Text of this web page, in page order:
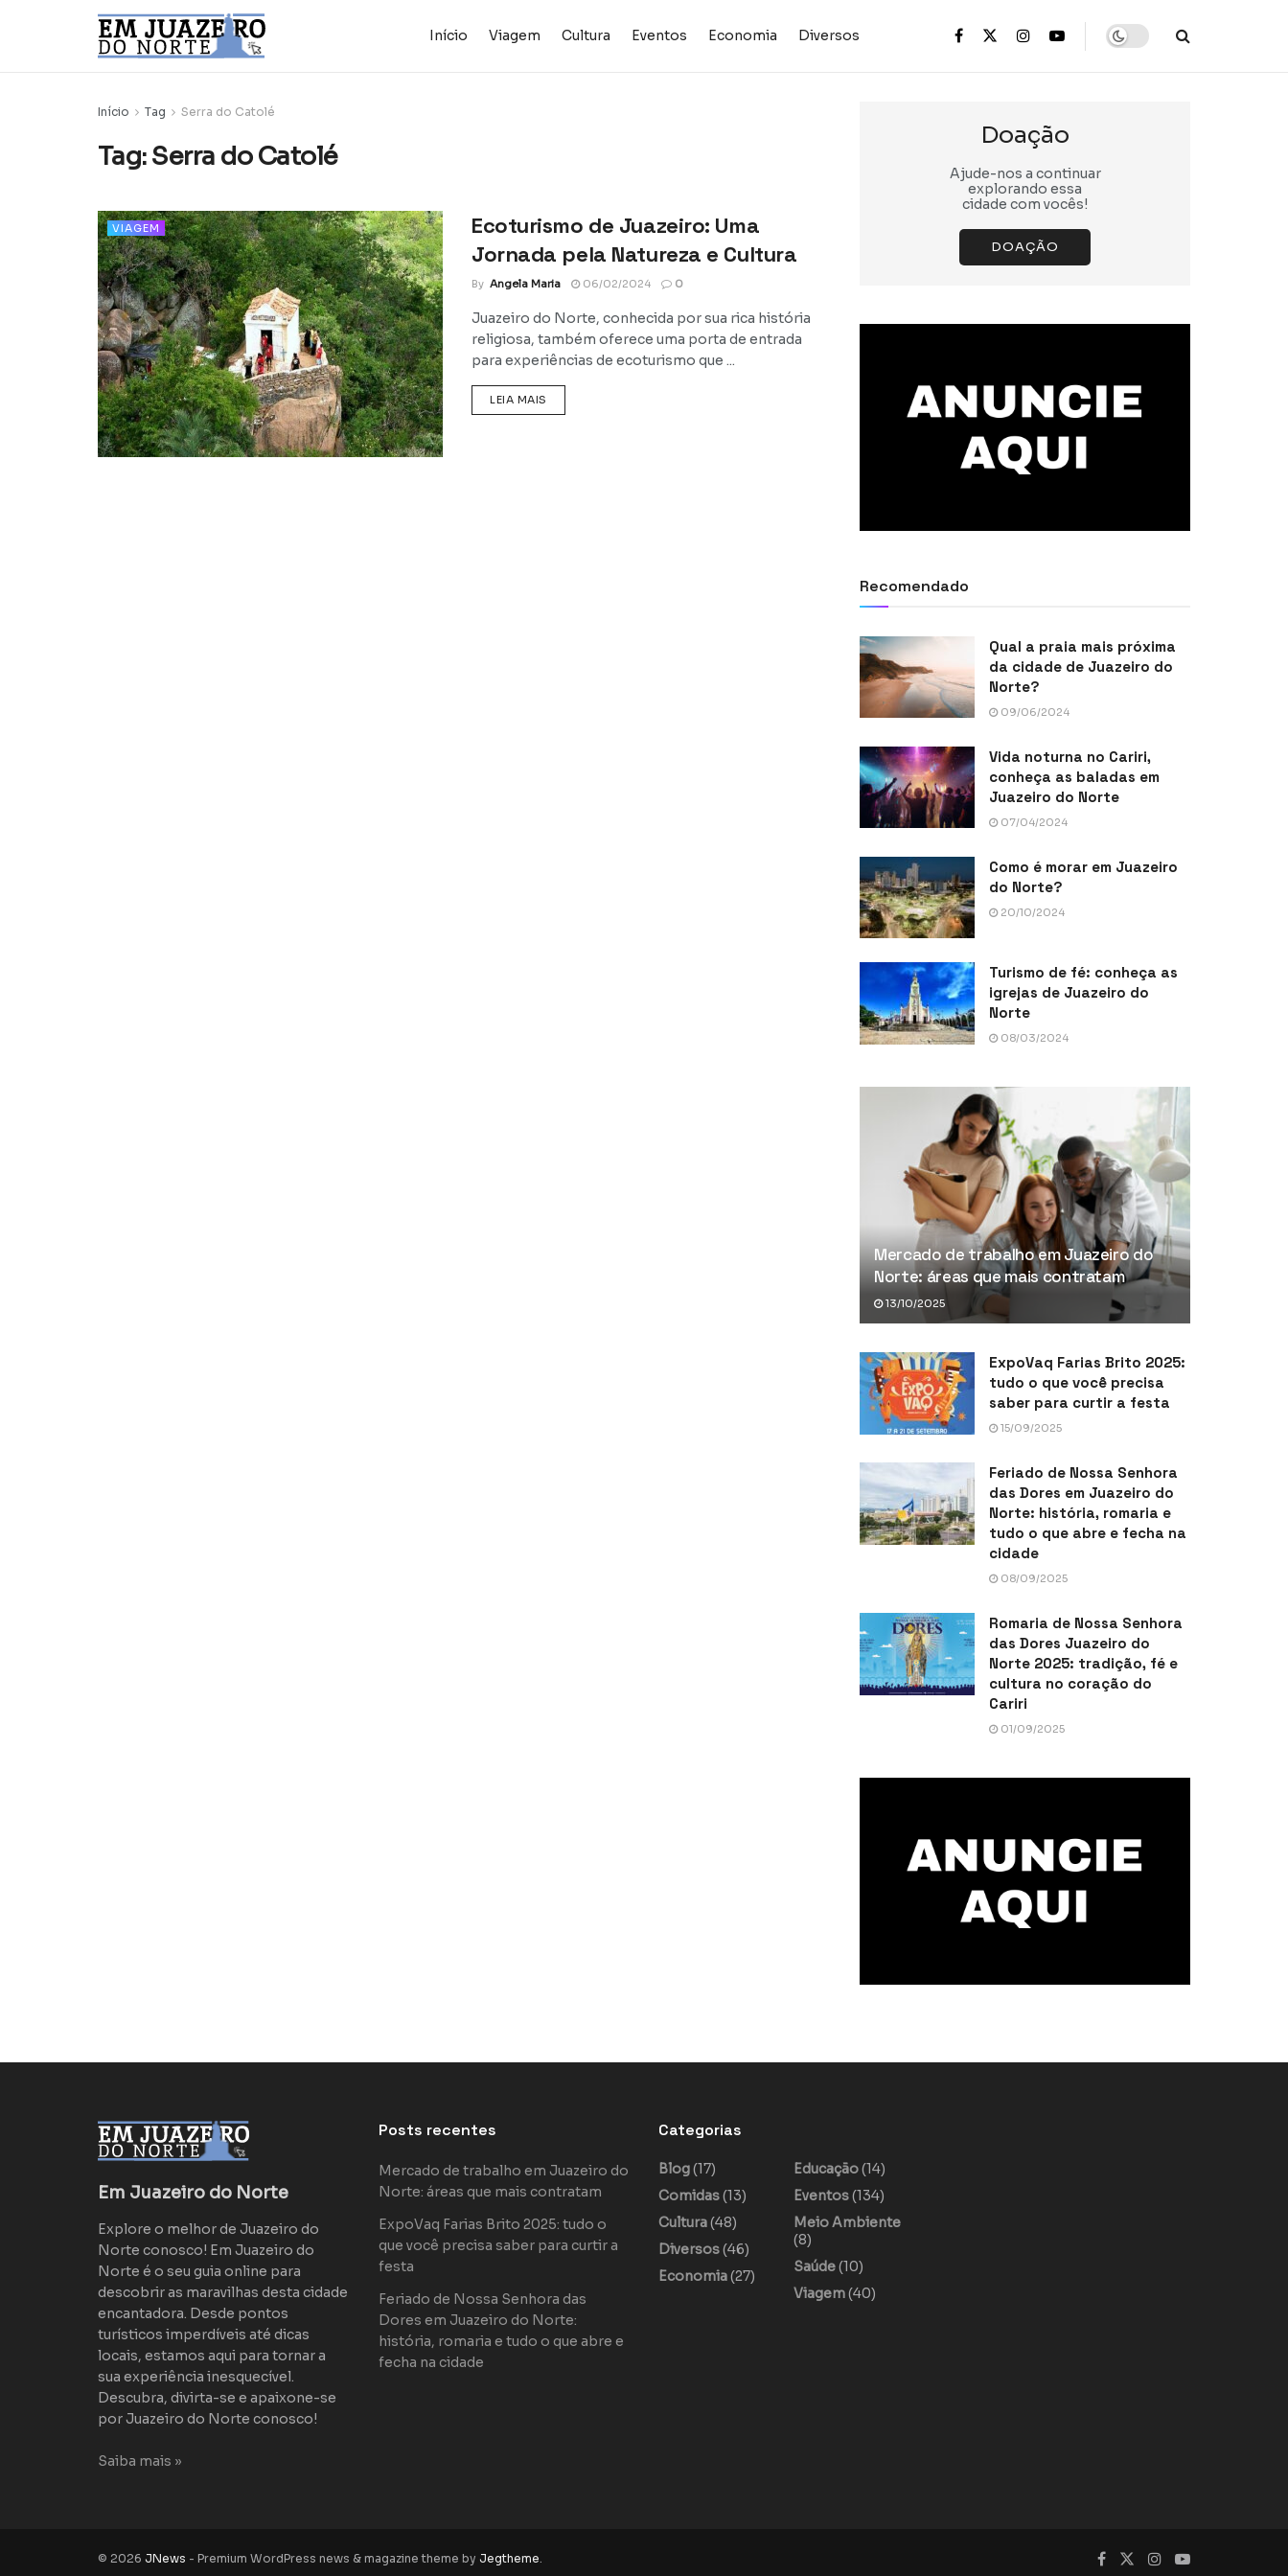
Início Viagem Cultura Eventos Economia Diversos
Início Tag Serra do Catolé
Tag:Serra do Catolé
VIAGEM
Ecoturismo de Juazeiro: Uma
Jornada pela Natureza e Cultura
By Angela Maria 06/02/2024 0
Juazeiro do Norte, conhecida por sua rica história
religiosa, também oferece uma porta de entrada
para experiências de ecoturismo que ...
LEIA MAIS
Doação
Ajude-nos a continuar
explorando essa
cidade com vocês!
DOAÇÃO
Recomendado
Qual a praia mais próxima
da cidade de Juazeiro do
Norte?
09/06/2024
Vida noturna no Cariri,
conheça as baladas em
Juazeiro do Norte
07/04/2024
Como é morar em Juazeiro
do Norte?
20/10/2024
Turismo de fé: conheça as
igrejas de Juazeiro do
Norte
08/03/2024
Mercado de trabalho em Juazeiro do
Norte: áreas que mais contratam
13/10/2025
ExpoVaq Farias Brito 2025:
tudo o que você precisa
saber para curtir a festa
15/09/2025
Feriado de Nossa Senhora
das Dores em Juazeiro do
Norte: história, romaria e
tudo o que abre e fecha na
cidade
08/09/2025
Romaria de Nossa Senhora
das Dores Juazeiro do
Norte 2025: tradição, fé e
cultura no coração do
Cariri
01/09/2025
Em Juazeiro do Norte
Explore o melhor de Juazeiro do
Norte conosco! Em Juazeiro do
Norte é o seu guia online para
descobrir as maravilhas desta cidade
encantadora. Desde pontos
turísticos imperdíveis até dicas
locais, estamos aqui para tornar a
sua experiência inesquecível.
Descubra, divirta-se e apaixone-se
por Juazeiro do Norte conosco!
Saiba mais »
Posts recentes
Mercado de trabalho em Juazeiro do
Norte: áreas que mais contratam
ExpoVaq Farias Brito 2025: tudo o
que você precisa saber para curtir a
festa
Feriado de Nossa Senhora das
Dores em Juazeiro do Norte:
história, romaria e tudo o que abre e
fecha na cidade
Categorias
Blog(17)
Comidas(13)
Cultura(48)
Diversos(46)
Economia(27)
Educação(14)
Eventos(134)
Meio Ambiente
(8)
Saúde(10)
Viagem(40)
© 2026 JNews - Premium WordPress news & magazine theme by Jegtheme